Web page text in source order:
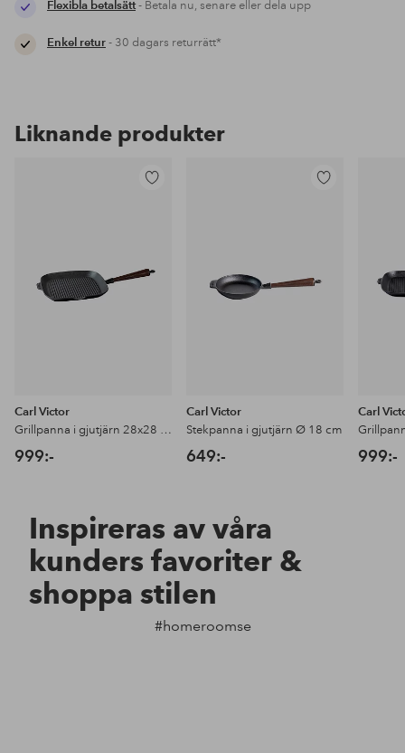
Flexibla betalsätt- Betala nu, senare eller dela upp
Enkel retur- 30 dagars returrätt*
Liknande produkter
Carl Victor
Grillpanna i gjutjärn 28x28 cm
999:-
Carl Victor
Stekpanna i gjutjärn Ø 18 cm
649:-
Carl
999:-
Inspireras av våra
kunders favoriter &
shoppa stilen
#homeroomse